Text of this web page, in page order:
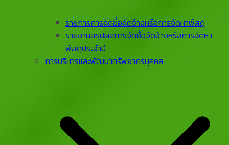
รายการการจัดซื้อจัดจ้างหรือการจัดหาพัสดุ
รายงานสรุปผลการจัดซื้อจัดจ้างหรือการจัดหา
พัสดุประจําปี
การบริหารและพัฒนาทรัพยากรบุคคล